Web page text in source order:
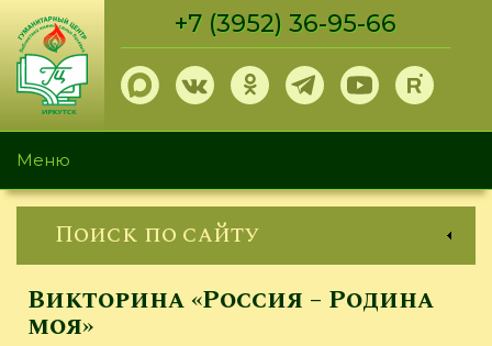
Перейти
основному
содержанию
+7 (3952) 36-95-66
Меню
Поиск по сайту
Викторина «Россия – Родина
моя»